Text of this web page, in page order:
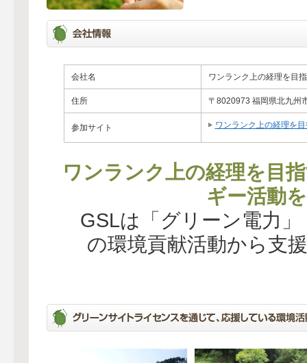
会社名 ワンランク上の経理を目
住所 〒8020973 福岡県北九州
参加サイト ワンランク上の経理を
ワンランク上の経理を目
ギー活動
GSLは「グリーン電力
の環境貢献活動から支